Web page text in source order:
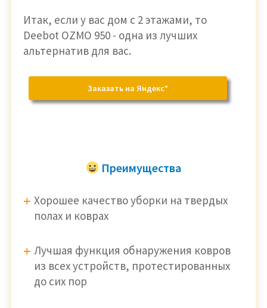
Итак, если у вас дом с 2 этажами, то
Deebot OZMO 950 - одна из лучших
альтернатив для вас.
Заказать на Яндекс*
Преимущества
Хорошее качество уборки на твердых
полах и коврах
Лучшая функция обнаружения ковров
из всех устройств, протестированных
до сих пор